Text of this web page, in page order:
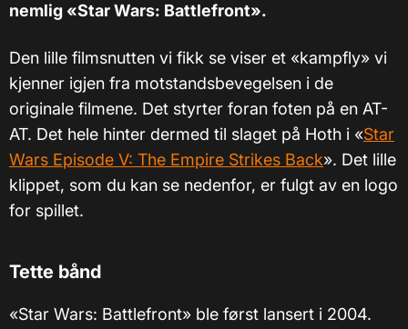
nemlig «Star Wars: Battlefront».
Den lille filmsnutten vi fikk se viser et «kampfly» vi
kjenner igjen fra motstandsbevegelsen i de
originale filmene. Det styrter foran foten på en AT-
AT. Det hele hinter dermed til slaget på Hoth i «Star
Wars Episode V: The Empire Strikes Back». Det lille
klippet, som du kan se nedenfor, er fulgt av en logo
for spillet.
Tette bånd
«Star Wars: Battlefront» ble først lansert i 2004.